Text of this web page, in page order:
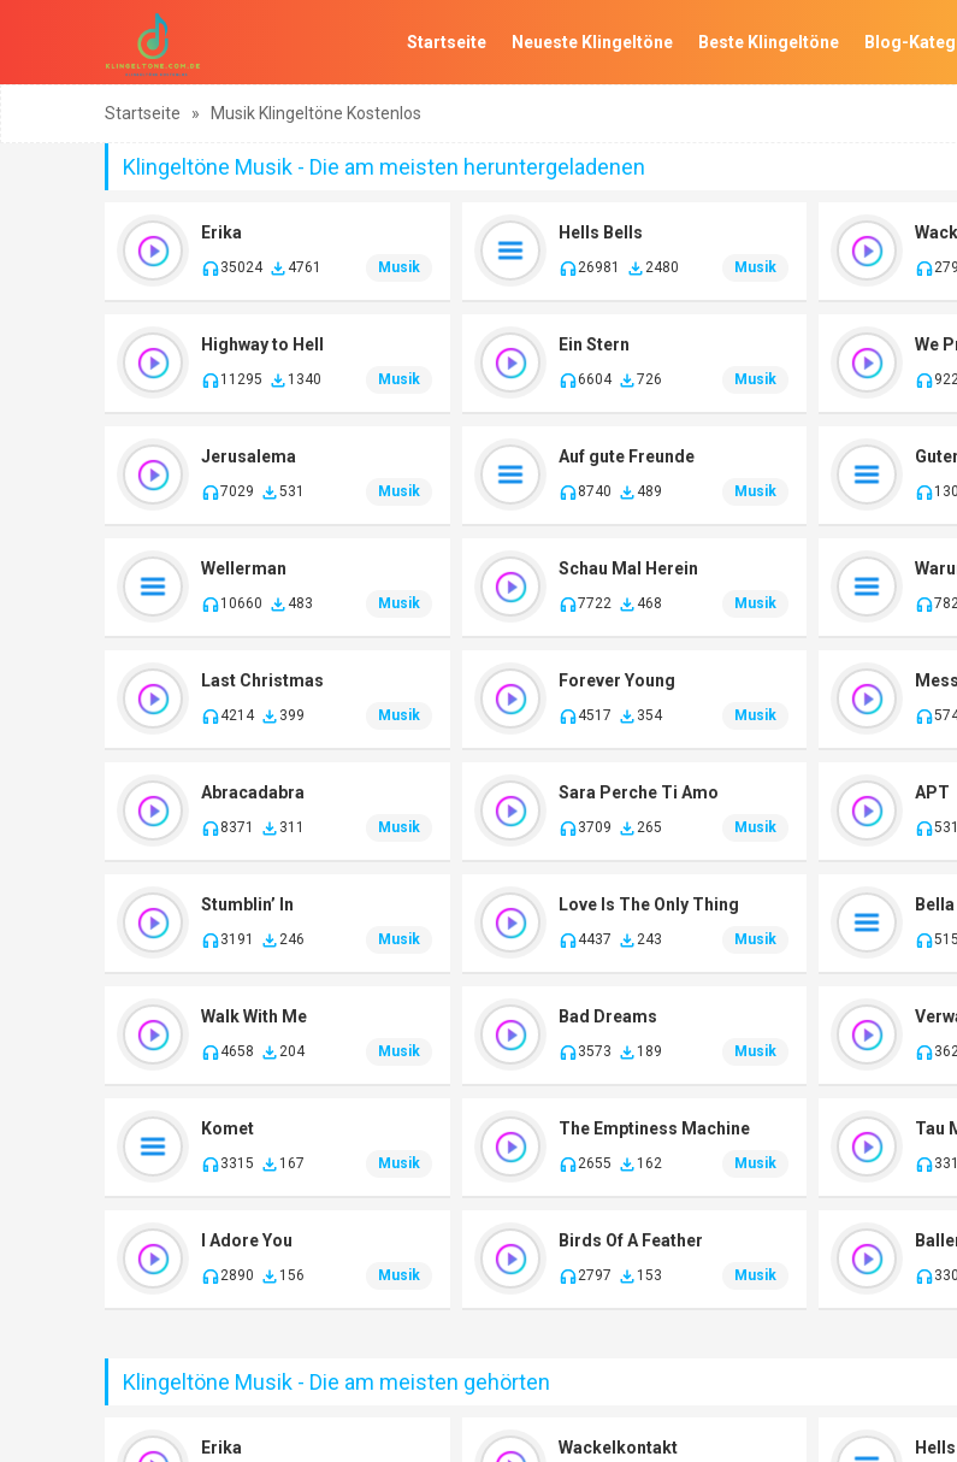
Startseite Neueste Klingeltöne Beste Klingeltöne Blog-
Startseite » Musik Klingeltöne Kostenlos
Klingeltöne Musik - Die am meisten heruntergeladenen
Erika
35024 4761 Musik
Hells Bells
26981 2480 Musik
Highway to Hell
11295 1340 Musik
Ein Stern
6604 726 Musik
We
Jerusalema
7029 531 Musik
Auf gute Freunde
8740 489 Musik
Wellerman
10660 483 Musik
Schau Mal Herein
7722 468 Musik
Last Christmas
4214 399 Musik
Forever Young
4517 354 Musik
Abracadabra
8371 311 Musik
Sara Perche Ti Amo
3709 265 Musik
APT
Stumblin’ In
3191 246 Musik
Love Is The Only Thing
4437 243 Musik
Walk With Me
4658 204 Musik
Bad Dreams
3573 189 Musik
Komet
3315 167 Musik
The Emptiness Machine
2655 162 Musik
Tau
I Adore You
2890 156 Musik
Birds Of A Feather
2797 153 Musik
Klingeltöne Musik - Die am meisten gehörten
Erika Wackelkontakt